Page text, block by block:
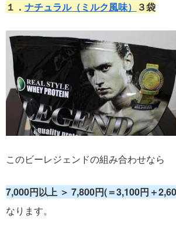
１． ナチュラル（ミルク風味） ３袋
このビーレジェンドの組み合わせなら
7,000円以上 ＞ 7,800円(＝3,100円＋
なります。